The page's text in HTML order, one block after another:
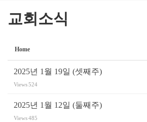
교회소식
Home
2025년 1월 19일 (셋째주)
Views524
2025년 1월 12일 (둘째주)
Views485